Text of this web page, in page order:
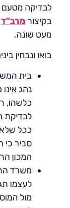
לבדיקה מטעם
בקיצורמרב"ד
מעט שונה.
בואו ונבחין
בית
נהג
כלשהו,
לבדיקת
ככל שלא
סביר
המכון
משרד
לעצמו
מול